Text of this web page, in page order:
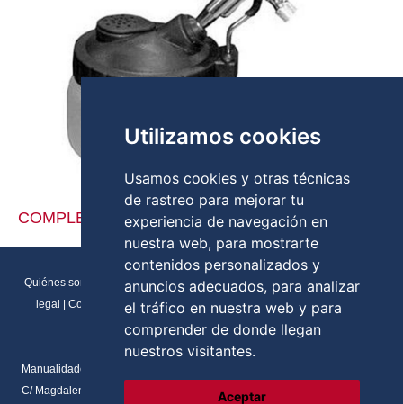
Utilizamos cookies
Usamos cookies y otras técnicas
de rastreo para mejorar tu
experiencia de navegación en
nuestra web, para mostrarte
contenidos personalizados y
anuncios adecuados, para analizar
el tráfico en nuestra web y para
comprender de donde llegan
nuestros visitantes.
Aceptar
COMPLEMENTOS AEROGRAFÍA
Quiénes somos Direcciones y contactos|Formulario de contacto|Aviso
legal
Condiciones generales de venta|Política de cookies|RGPD
Preferencias de cookies
Manualidades Flores
C/ Magdalena del prado, N.2 Local